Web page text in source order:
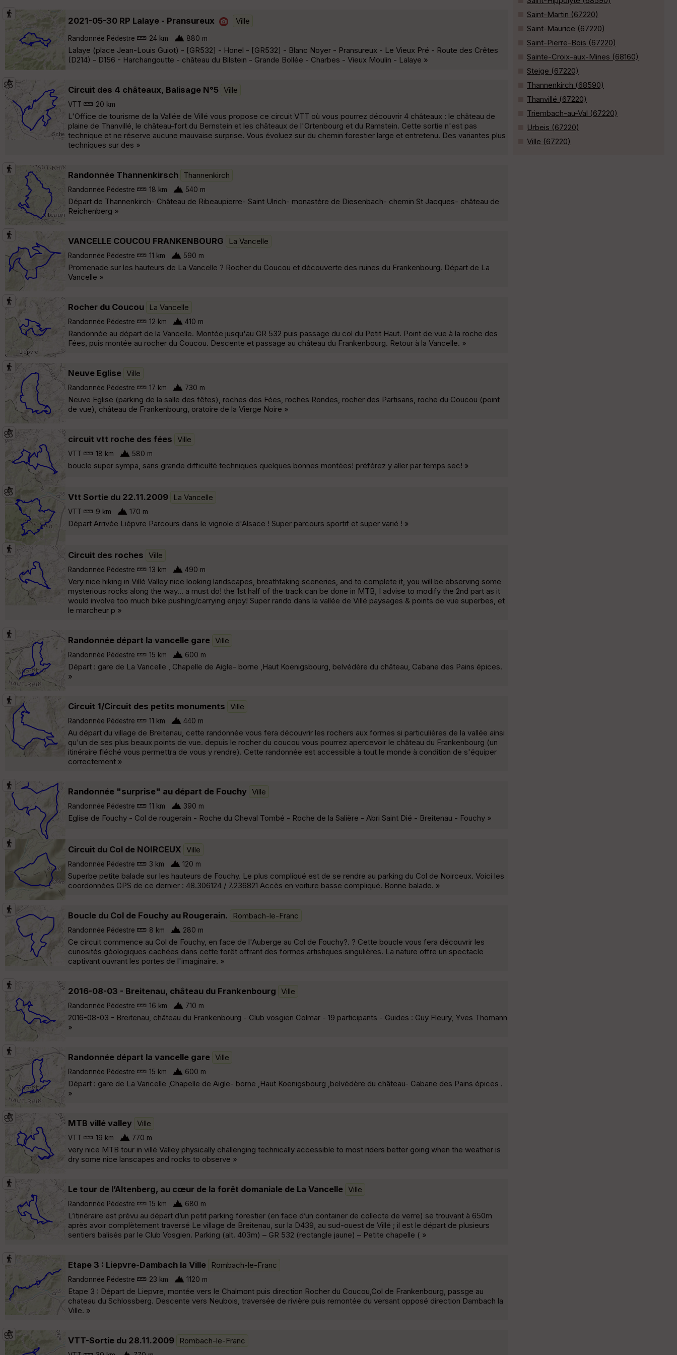
2021-05-30 RP Lalaye - Pransureux Ville
Randonnée Pédestre 24 km 880 m
Lalaye (place Jean-Louis Guiot) - [GR532] - Honel - [GR532] - Blanc Noyer - Pransureux - Le Vieux Pré - Route des Crêtes
(D214) - D156 - Harchangoutte - château du Bilstein - Grande Bollée - Charbes - Vieux Moulin - Lalaye »
Circuit des 4 châteaux, Balisage N°5 Ville
VTT 20 km
L'Office de tourisme de la Vallée de Villé vous propose ce circuit VTT où vous pourrez découvrir 4 châteaux : le château de
plaine de Thanvillé, le château-fort du Bernstein et les châteaux de l'Ortenbourg et du Ramstein. Cette sortie n'est pas
technique et ne réserve aucune mauvaise surprise. Vous évoluez sur du chemin forestier large et entretenu. Des variantes plus
techniques sur des »
Randonnée Thannenkirsch Thannenkirch
Randonnée Pédestre 18 km 540 m
Départ de Thannenkirch- Château de Ribeaupierre- Saint Ulrich- monastère de Diesenbach- chemin St Jacques- château de
Reichenberg »
VANCELLE COUCOU FRANKENBOURG La Vancelle
Randonnée Pédestre 11 km 590 m
Promenade sur les hauteurs de La Vancelle ? Rocher du Coucou et découverte des ruines du Frankenbourg. Départ de La
Vancelle »
Rocher du Coucou La Vancelle
Randonnée Pédestre 12 km 410 m
Randonnée au départ de la Vancelle. Montée jusqu'au GR 532 puis passage du col du Petit Haut. Point de vue à la roche des
Fées, puis montée au rocher du Coucou. Descente et passage au château du Frankenbourg. Retour à la Vancelle. »
Neuve Eglise Ville
Randonnée Pédestre 17 km 730 m
Neuve Eglise (parking de la salle des fêtes), roches des Fées, roches Rondes, rocher des Partisans, roche du Coucou (point
de vue), château de Frankenbourg, oratoire de la Vierge Noire »
circuit vtt roche des fées Ville
VTT 18 km 580 m
boucle super sympa, sans grande difficulté techniques quelques bonnes montées! préférez y aller par temps sec! »
Vtt Sortie du 22.11.2009 La Vancelle
VTT 9 km 170 m
Départ Arrivée Liépvre Parcours dans le vignole d'Alsace ! Super parcours sportif et super varié ! »
Circuit des roches Ville
Randonnée Pédestre 13 km 490 m
Very nice hiking in Villé Valley nice looking landscapes, breathtaking sceneries, and to complete it, you will be observing some
mysterious rocks along the way... a must do! the 1st half of the track can be done in MTB, I advise to modify the 2nd part as it
would involve too much bike pushing/carrying enjoy! Super rando dans la vallée de Villé paysages & points de vue superbes, et
le marcheur p »
Randonnée départ la vancelle gare Ville
Randonnée Pédestre 15 km 600 m
Départ : gare de La Vancelle , Chapelle de Aigle- borne ,Haut Koenigsbourg, belvédère du château, Cabane des Pains épices.
»
Circuit 1/Circuit des petits monuments Ville
Randonnée Pédestre 11 km 440 m
Au départ du village de Breitenau, cette randonnée vous fera découvrir les rochers aux formes si particulières de la vallée ainsi
qu'un de ses plus beaux points de vue. depuis le rocher du coucou vous pourrez apercevoir le château du Frankenbourg (un
itinéraire fléché vous permettra de vous y rendre). Cette randonnée est accessible à tout le monde à condition de s'équiper
correctement »
Randonnée "surprise" au départ de Fouchy Ville
Randonnée Pédestre 11 km 390 m
Eglise de Fouchy - Col de rougerain - Roche du Cheval Tombé - Roche de la Salière - Abri Saint Dié - Breitenau - Fouchy »
Circuit du Col de NOIRCEUX Ville
Randonnée Pédestre 3 km 120 m
Superbe petite balade sur les hauteurs de Fouchy. Le plus compliqué est de se rendre au parking du Col de Noirceux. Voici les
coordonnées GPS de ce dernier : 48.306124 / 7.236821 Accès en voiture basse compliqué. Bonne balade. »
Boucle du Col de Fouchy au Rougerain. Rombach-le-Franc
Randonnée Pédestre 8 km 280 m
Ce circuit commence au Col de Fouchy, en face de l'Auberge au Col de Fouchy?. ? Cette boucle vous fera découvrir les
curiosités géologiques cachées dans cette forêt offrant des formes artistiques singulières. La nature offre un spectacle
captivant ouvrant les portes de l'imaginaire. »
2016-08-03 - Breitenau, château du Frankenbourg Ville
Randonnée Pédestre 16 km 710 m
2016-08-03 - Breitenau, château du Frankenbourg - Club vosgien Colmar - 19 participants - Guides : Guy Fleury, Yves Thomann
»
Randonnée départ la vancelle gare Ville
Randonnée Pédestre 15 km 600 m
Départ : gare de La Vancelle ,Chapelle de Aigle- borne ,Haut Koenigsbourg ,belvédère du château- Cabane des Pains épices .
»
MTB villé valley Ville
VTT 19 km 770 m
very nice MTB tour in villé Valley physically challenging technically accessible to most riders better going when the weather is
dry some nice lanscapes and rocks to observe »
Le tour de l’Altenberg, au cœur de la forêt domaniale de La Vancelle Ville
Randonnée Pédestre 15 km 680 m
L’itinéraire est prévu au départ d’un petit parking forestier (en face d’un container de collecte de verre) se trouvant à 650m
après avoir complètement traversé Le village de Breitenau, sur la D439, au sud-ouest de Villé ; il est le départ de plusieurs
sentiers balisés par le Club Vosgien. Parking (alt. 403m) – GR 532 (rectangle jaune) – Petite chapelle ( »
Etape 3 : Liepvre-Dambach la Ville Rombach-le-Franc
Randonnée Pédestre 23 km 1120 m
Etape 3 : Départ de Liepvre, montée vers le Chalmont puis direction Rocher du Coucou,Col de Frankenbourg, passge au
chateau du Schlossberg. Descente vers Neubois, traversée de rivière puis remontée du versant opposé direction Dambach la
Ville. »
VTT-Sortie du 28.11.2009 Rombach-le-Franc
Saint-Martin (67220)
Saint-Maurice (67220)
Saint-Pierre-Bois (67220)
Sainte-Croix-aux-Mines (68160)
Steige (67220)
Thannenkirch (68590)
Thanvillé (67220)
Triembach-au-Val (67220)
Urbeis (67220)
Ville (67220)